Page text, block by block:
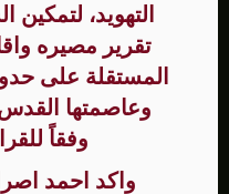
التهويد،
تقرير مصيره
وعاصمتها
وفقاً
واكد احمد